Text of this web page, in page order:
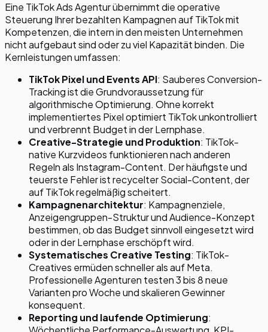
Eine TikTok Ads Agentur übernimmt die operative
Steuerung Ihrer bezahlten Kampagnen auf TikTok mit
Kompetenzen, die intern in den meisten Unternehmen
nicht aufgebaut sind oder zu viel Kapazität binden. Die
Kernleistungen umfassen:
TikTok Pixel und Events API: Sauberes Conversion-
Tracking ist die Grundvoraussetzung für
algorithmische Optimierung. Ohne korrekt
implementiertes Pixel optimiert TikTok unkontrolliert
und verbrennt Budget in der Lernphase.
Creative-Strategie und Produktion: TikTok-
native Kurzvideos funktionieren nach anderen
Regeln als Instagram-Content. Der häufigste und
teuerste Fehler ist recycelter Social-Content, der
auf TikTok regelmäßig scheitert.
Kampagnenarchitektur: Kampagnenziele,
Anzeigengruppen-Struktur und Audience-Konzept
bestimmen, ob das Budget sinnvoll eingesetzt wird
oder in der Lernphase erschöpft wird.
Systematisches Creative Testing: TikTok-
Creatives ermüden schneller als auf Meta.
Professionelle Agenturen testen 3 bis 8 neue
Varianten pro Woche und skalieren Gewinner
konsequent.
Reporting und laufende Optimierung: